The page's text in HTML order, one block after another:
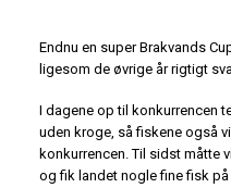
Endnu en super Brakvands
ligesom de øvrige år rigtigt
I dagene op til konkurrencen
uden kroge, så fiskene også
konkurrencen. Til sidst måtte
og fik landet nogle fine fisk